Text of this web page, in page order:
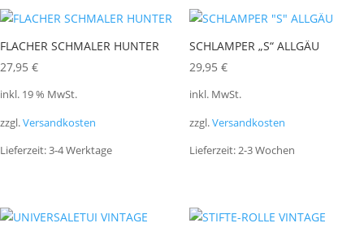
FLACHER SCHMALER HUNTER
27,95 €
inkl. 19 % MwSt.
zzgl.Versandkosten
Lieferzeit:3-4 Werktage
SCHLAMPER „S“ ALLGÄU
29,95 €
inkl. MwSt.
zzgl.Versandkosten
Lieferzeit:2-3 Wochen